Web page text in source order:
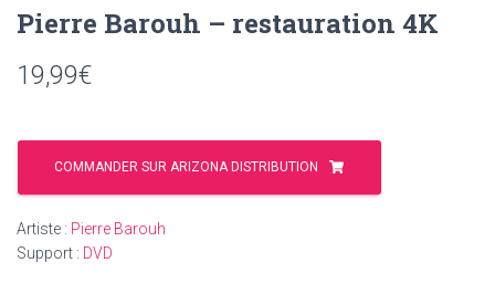
Pierre Barouh – restauration 4K
19,99€
COMMANDER SUR ARIZONA DISTRIBUTION
Artiste : Pierre Barouh
Support : DVD